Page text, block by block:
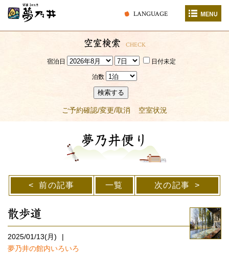
LANGUAGE
空室検索 CHECK
宿泊日 日付未定
泊数
検索する
ご予約確認/変更/取消 空室状況
夢乃井便り
前の記事 一覧 次の記事
散歩道
2025/01/13(月)
夢乃井の館内いろいろ